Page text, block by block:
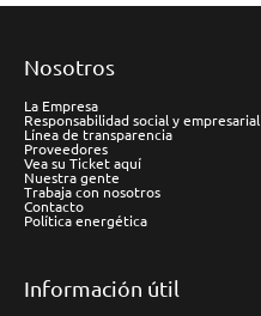
Nosotros
La Empresa
Responsabilidad social y empresarial
Línea de transparencia
Proveedores
Vea su Ticket aquí
Nuestra gente
Trabaja con nosotros
Contacto
Política energética
Información útil